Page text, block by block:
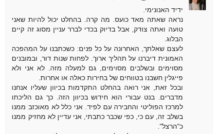
ידיד האנונימי.
נראה שאתה מאד כועס. מה קרה. בהחלט יכול להיות שאני
טועה ואתה צודק, אבל בדיוק בכדי לברר עניין מסוג זה קיים
הבלוג.
לעצם שאלתך, האחרונה על כל פנים: כשכתבנו על המהפכה
האמונית דיברנו על תהליך ארוך. לפחות שנות דור, ובמובנים
מסוימים ובשלבים מסוימים, גם למעלה מזה. לא אני ולא
פייגלין חשבנו בטווחים של בחירות כאלה או אחרות.
ובכל זאת, אני רואה בהחלט התקדמות בכיוון שעליו אנחנו
מדברים. בנט עבורי הוא חידוש בכיוון הזה. כך גם הליכתו
למרכז הפוליטי והחבירה עם לפיד. אני כלל לא מאוכזב ממנו
בשלב זה, עם כי, כפי שכבר כתבתי, אני עדיין לא מחזיק ממנו
כ"הרצל".